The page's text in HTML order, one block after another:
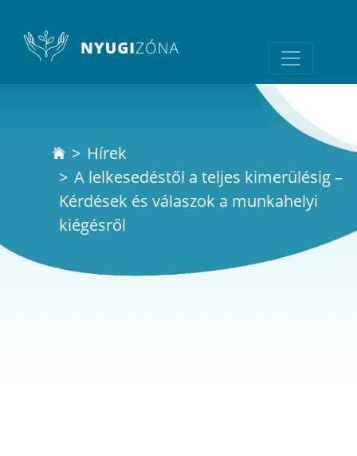
Hírek
A lelkesedéstől a teljes kimerülésig –
Kérdések és válaszok a munkahelyi
kiégésről